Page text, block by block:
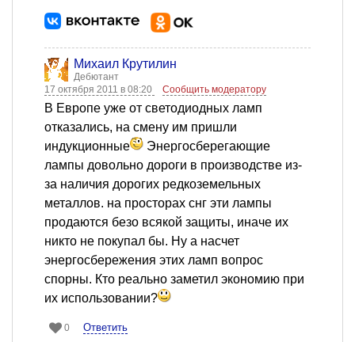
Михаил Крутилин
Дебютант
17 октября 2011 в 08:20
Сообщить модератору
В Европе уже от светодиодных ламп
отказались, на смену им пришли
индукционные
Энергосберегающие
лампы довольно дороги в производстве из-
за наличия дорогих редкоземельных
металлов. на просторах снг эти лампы
продаются безо всякой защиты, иначе их
никто не покупал бы. Ну а насчет
энергосбережения этих ламп вопрос
спорны. Кто реально заметил экономию при
их использовании?
0 Ответить